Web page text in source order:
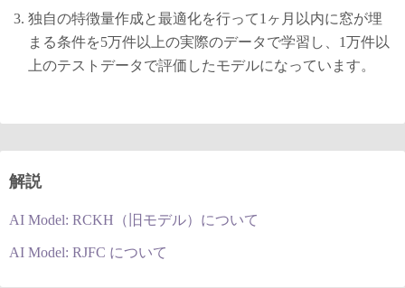
独自の特徴量作成と最適化を行って1ヶ月以内に窓が埋
まる条件を5万件以上の実際のデータで学習し、1万件以
上のテストデータで評価したモデルになっています。
解説
AI Model: RCKH（旧モデル）について
AI Model: RJFC について